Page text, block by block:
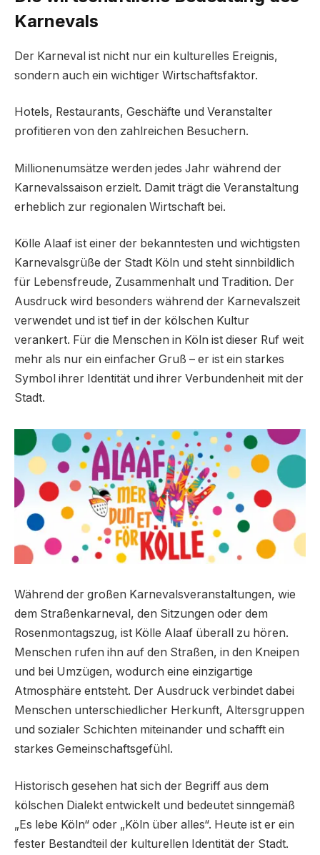
Karnevals
Der Karneval ist nicht nur ein kulturelles Ereignis,
sondern auch ein wichtiger Wirtschaftsfaktor.
Hotels, Restaurants, Geschäfte und Veranstalter
profitieren von den zahlreichen Besuchern.
Millionenumsätze werden jedes Jahr während der
Karnevalssaison erzielt. Damit trägt die Veranstaltung
erheblich zur regionalen Wirtschaft bei.
Kölle Alaaf ist einer der bekanntesten und wichtigsten
Karnevalsgrüße der Stadt Köln und steht sinnbildlich
für Lebensfreude, Zusammenhalt und Tradition. Der
Ausdruck wird besonders während der Karnevalszeit
verwendet und ist tief in der kölschen Kultur
verankert. Für die Menschen in Köln ist dieser Ruf weit
mehr als nur ein einfacher Gruß – er ist ein starkes
Symbol ihrer Identität und ihrer Verbundenheit mit der
Stadt.
Während der großen Karnevalsveranstaltungen, wie
dem Straßenkarneval, den Sitzungen oder dem
Rosenmontagszug, ist Kölle Alaaf überall zu hören.
Menschen rufen ihn auf den Straßen, in den Kneipen
und bei Umzügen, wodurch eine einzigartige
Atmosphäre entsteht. Der Ausdruck verbindet dabei
Menschen unterschiedlicher Herkunft, Altersgruppen
und sozialer Schichten miteinander und schafft ein
starkes Gemeinschaftsgefühl.
Historisch gesehen hat sich der Begriff aus dem
kölschen Dialekt entwickelt und bedeutet sinngemäß
„Es lebe Köln“ oder „Köln über alles“. Heute ist er ein
fester Bestandteil der kulturellen Identität der Stadt.